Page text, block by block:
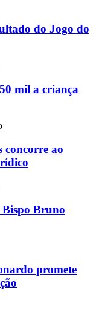
do Jogo do
mil a criança
concorre ao
Bruno
promete